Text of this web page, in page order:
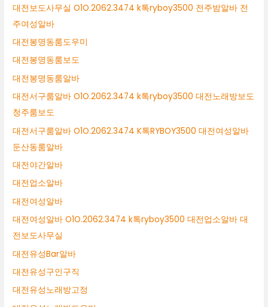
대전보도사무실 O1O.2062.3474 k톡ryboy3500 전주밤알바 전
주여성알바
대전봉명동룸도우미
대전봉명동룸보도
대전봉명동룸알바
대전서구룸알바 O1O.2062.3474 k톡ryboy3500 대전노래방보도
청주룸보도
대전서구룸알바 O1O.2062.3474 K톡RYBOY3500 대전여성알바
둔산동룸알바
대전야간알바
대전업소알바
대전여성알바
대전여성알바 O1O.2062.3474 k톡ryboy3500 대전업소알바 대
전보도사무실
대전유성Bar알바
대전유성구인구직
대전유성노래방고정